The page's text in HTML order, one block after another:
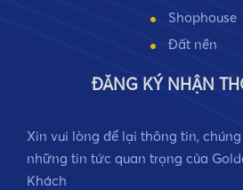
Shophouse
Đất nền
ĐĂNG KÝ NHẬN
Xin vui lòng để lại thông tin,
những tin tức quan trọng của
Khách